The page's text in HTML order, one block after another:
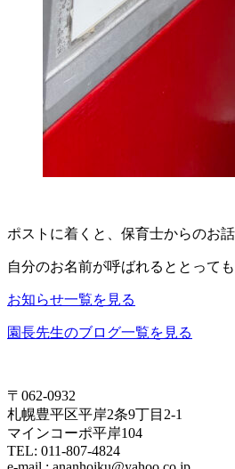
ポストに着くと、保育士からのお
自分のお名前が呼ばれるととって
お知らせ一覧を見る
園長先生のブログ一覧を見る
〒062-0932
札幌豊平区平岸2条9丁目2-1
マインコーポ平岸104
TEL: 011-807-4824